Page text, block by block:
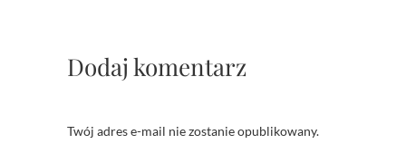
Dodaj komentarz
Twój adres e-mail nie zostanie opublikowany.